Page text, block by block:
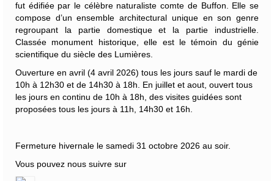
fut édifiée par le célèbre naturalistecomte de Buffon . Elle se
compose d’un ensemble architectural unique en son genre
regroupant la partie domestique et la partie industrielle.
Classée monument historique, elle est le témoin du génie
scientifique du siècle des Lumières.
Ouverture en avril (4 avril 2026) tous les jours sauf le mardi de
10h à 12h30 et de 14h30 à 18h. En juillet et aout, ouvert tous
les jours en continu de 10h à 18h, des visites guidées sont
proposées tous les jours à 11h, 14h30 et 16h.
Fermeture hivernale le samedi 31 octobre 2026 au soir.
Vous pouvez nous suivre sur